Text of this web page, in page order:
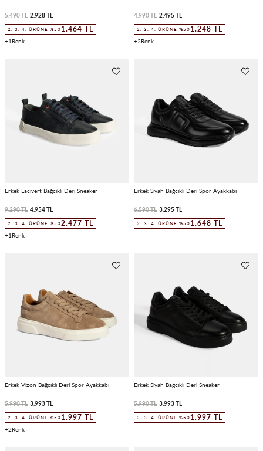
2.928 TL
5.490 TL
2. 3. 4. ÜRÜNE %50 1.464 TL
1
2.495 TL
4.990 TL
2. 3. 4. ÜRÜNE %50 1.248 TL
2
Erkek Lacivert Bağcıklı Deri Sneaker
4.954 TL
9.290 TL
2. 3. 4. ÜRÜNE %502.477 TL
1
Erkek Siyah Bağcıklı Deri Spor Ayakkabı
3.295 TL
6.590 TL
2. 3. 4. ÜRÜNE %50 1.648 TL
Erkek Vizon Bağcıklı Deri Spor Ayakkabı
3.993 TL
5.990 TL
2. 3. 4. ÜRÜNE %50 1.997 TL
2
Erkek Siyah Bağcıklı Deri Sneaker
3.993 TL
5.990 TL
2. 3. 4. ÜRÜNE %50 1.997 TL